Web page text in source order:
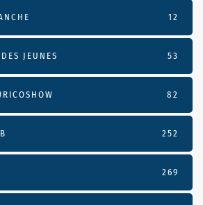
12
JEUNES 53
82
252
269